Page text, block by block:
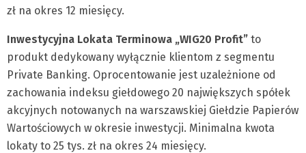
zł na okres 12 miesięcy.
Inwestycyjna Lokata Terminowa „WIG20 Profit” to
produkt dedykowany wyłącznie klientom z segmentu
Private Banking. Oprocentowanie jest uzależnione od
zachowania indeksu giełdowego 20 największych spółek
akcyjnych notowanych na warszawskiej Giełdzie Papierów
Wartościowych w okresie inwestycji. Minimalna kwota
lokaty to 25 tys. zł na okres 24 miesięcy.